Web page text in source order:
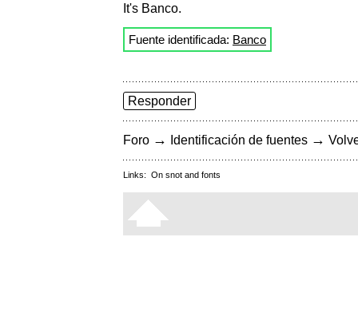
It's Banco.
Fuente identificada: Banco
Responder
Foro → Identificación de fuentes →
Links: On snot and fonts